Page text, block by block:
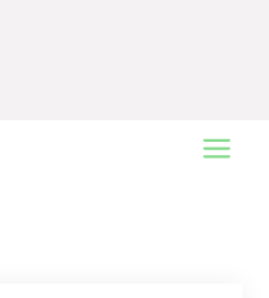
Main